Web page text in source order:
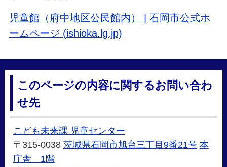
児童館（府中地区公民館内） | 石岡市公式ホ
ームページ (ishioka.lg.jp)
このページの内容に関するお問い合わ
せ先
こども未来課 児童センター
〒315-0038 茨城県石岡市旭台三丁目9番21号 本
庁舎 1階